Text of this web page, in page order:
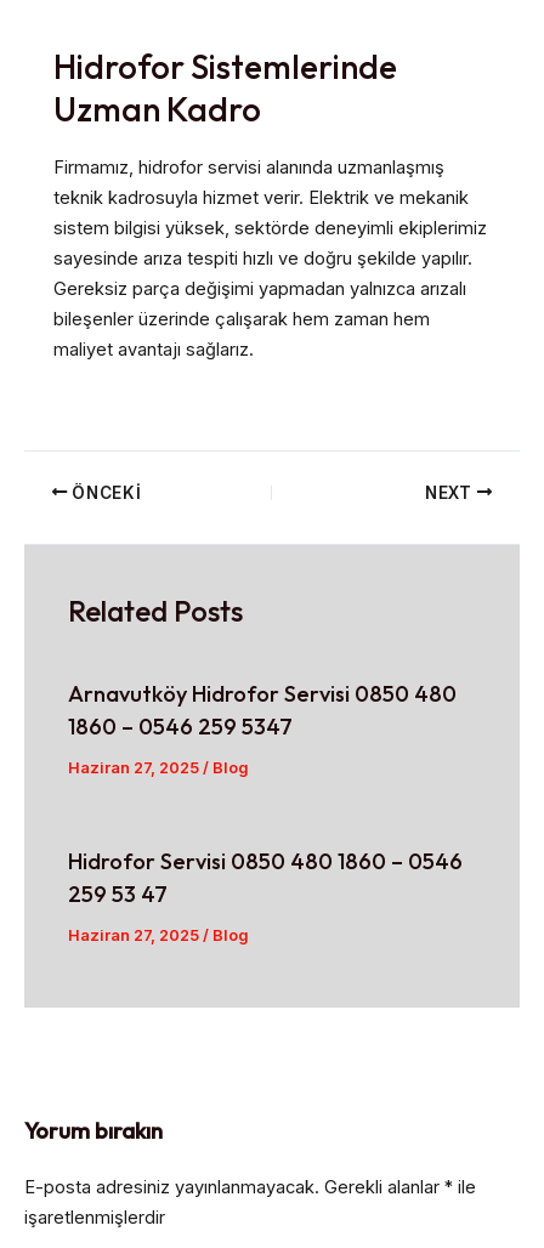
Hidrofor Sistemlerinde
Uzman Kadro
Firmamız, hidrofor servisi alanında uzmanlaşmış
teknik kadrosuyla hizmet verir. Elektrik ve mekanik
sistem bilgisi yüksek, sektörde deneyimli ekiplerimiz
sayesinde arıza tespiti hızlı ve doğru şekilde yapılır.
Gereksiz parça değişimi yapmadan yalnızca arızalı
bileşenler üzerinde çalışarak hem zaman hem
maliyet avantajı sağlarız.
ÖNCEKI NEXT
Related Posts
Arnavutköy Hidrofor Servisi 0850 480
1860 – 0546 259 5347
Haziran 27, 2025/ Blog
Hidrofor Servisi 0850 480 1860 – 0546
259 53 47
Haziran 27, 2025 / Blog
Yorum bırakın
E-posta adresiniz yayınlanmayacak. Gerekli alanlar * ile
işaretlenmişlerdir